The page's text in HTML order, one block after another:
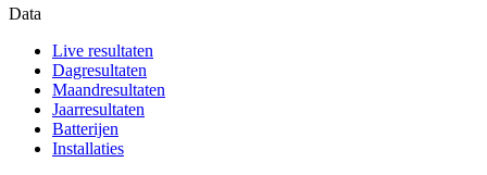
Data
Live resultaten
Dagresultaten
Maandresultaten
Jaarresultaten
Batterijen
Installaties